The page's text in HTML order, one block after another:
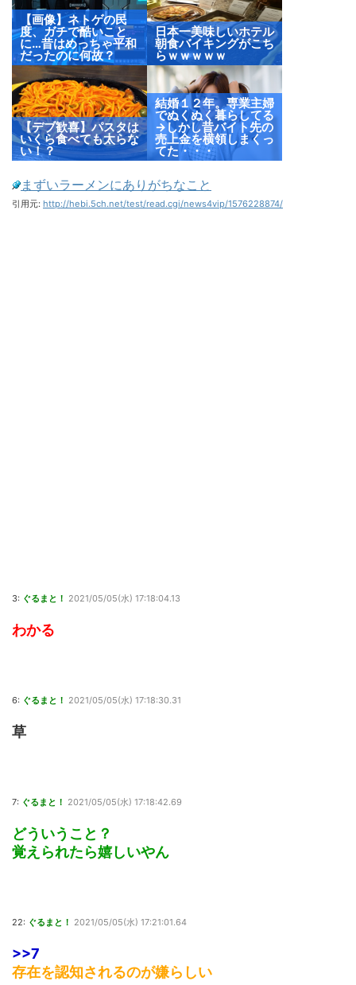
【画像】ネトゲの民
度、ガチで酷いこと
に…昔はめっちゃ平和
だったのに何故？
日本一美味しいホテル
朝食バイキングがこち
らｗｗｗｗｗ
【デブ歓喜】パスタは
いくら食べても太らな
い！？
結婚１２年。専業主婦
でぬくぬく暮らしてる
→しかし昔バイト先の
売上金を横領しまくっ
てた・・・
まずいラーメンにありがちなこと
引用元: http://hebi.5ch.net/test/read.cgi/news4vip/1576228874/
3: ぐるまと！ 2021/05/05(水) 17:18:04.13
わかる
6: ぐるまと！ 2021/05/05(水) 17:18:30.31
草
7: ぐるまと！ 2021/05/05(水) 17:18:42.69
どういうこと？
覚えられたら嬉しいやん
22: ぐるまと！ 2021/05/05(水) 17:21:01.64
>>7
存在を認知されるのが嫌らしい